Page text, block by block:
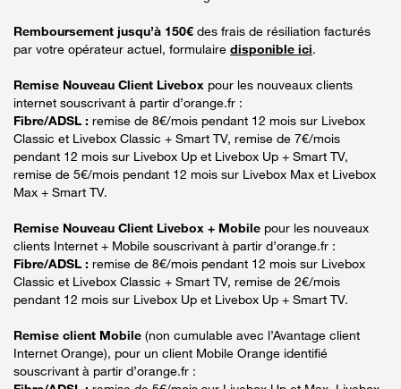
Remboursement jusqu’à 150€ des frais de résiliation facturés
par votre opérateur actuel, formulaire disponible ici.
Remise Nouveau Client Livebox pour les nouveaux clients
internet souscrivant à partir d’orange.fr :
Fibre/ADSL : remise de 8€/mois pendant 12 mois sur Livebox
Classic et Livebox Classic + Smart TV, remise de 7€/mois
pendant 12 mois sur Livebox Up et Livebox Up + Smart TV,
remise de 5€/mois pendant 12 mois sur Livebox Max et Livebox
Max + Smart TV.
Remise Nouveau Client Livebox + Mobile pour les nouveaux
clients Internet + Mobile souscrivant à partir d’orange.fr :
Fibre/ADSL : remise de 8€/mois pendant 12 mois sur Livebox
Classic et Livebox Classic + Smart TV, remise de 2€/mois
pendant 12 mois sur Livebox Up et Livebox Up + Smart TV.
Remise client Mobile (non cumulable avec l’Avantage client
Internet Orange), pour un client Mobile Orange identifié
souscrivant à partir d’orange.fr :